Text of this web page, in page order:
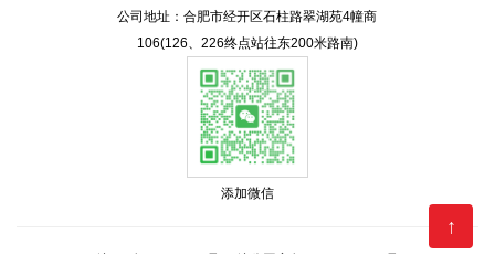
公司地址：合肥市经开区石柱路翠湖苑4幢商
106(126、226终点站往东200米路南)
添加微信
↑